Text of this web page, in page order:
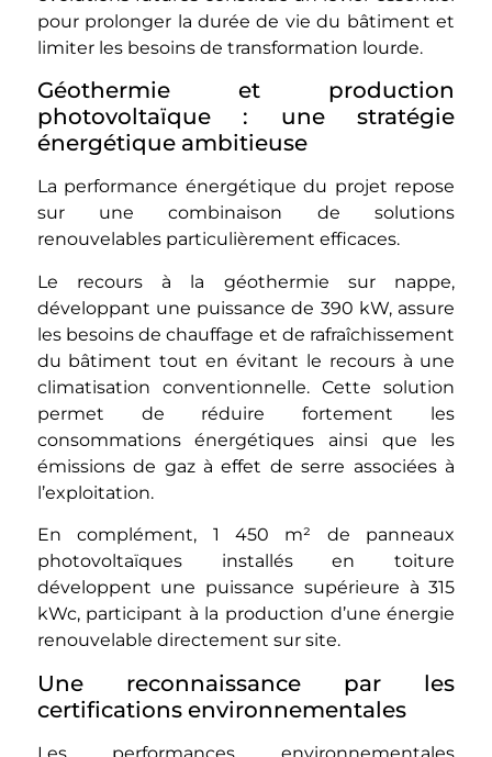
pour prolonger la durée de vie du bâtiment et
limiter les besoins de transformation lourde.
Géothermie et production
photovoltaïque : une stratégie
énergétique ambitieuse
La performance énergétique du projet repose
sur une combinaison de solutions
renouvelables particulièrement efficaces.
Le recours à la géothermie sur nappe,
développant une puissance de 390 kW, assure
les besoins de chauffage et de rafraîchissement
du bâtiment tout en évitant le recours à une
climatisation conventionnelle. Cette solution
permet de réduire fortement les
consommations énergétiques ainsi que les
émissions de gaz à effet de serre associées à
l’exploitation.
En complément, 1 450 m² de panneaux
photovoltaïques installés en toiture
développent une puissance supérieure à 315
kWc, participant à la production d’une énergie
renouvelable directement sur site.
Une reconnaissance par les
certifications environnementales
Les performances environnementales